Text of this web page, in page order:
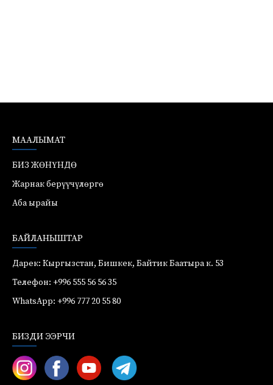
МААЛЫМАТ
БИЗ ЖӨНҮНДӨ
Жарнак берүүчүлөргө
Аба ырайы
БАЙЛАНЫШТАР
Дарек: Кыргызстан, Бишкек, Байтик Баатыра к. 53
Телефон: +996 555 56 56 35
WhatsApp: +996 777 20 55 80
БИЗДИ ЭЭРЧИ